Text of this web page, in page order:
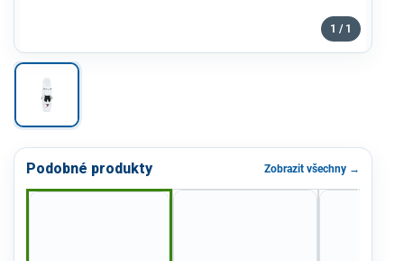
1 / 1
Podobné produkty Zobrazit všechny →